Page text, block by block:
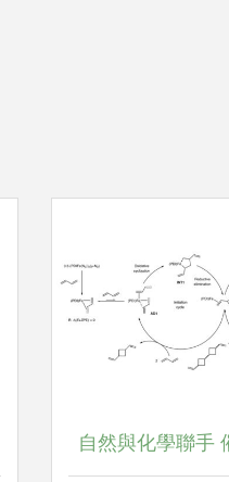
自然與化學聯手